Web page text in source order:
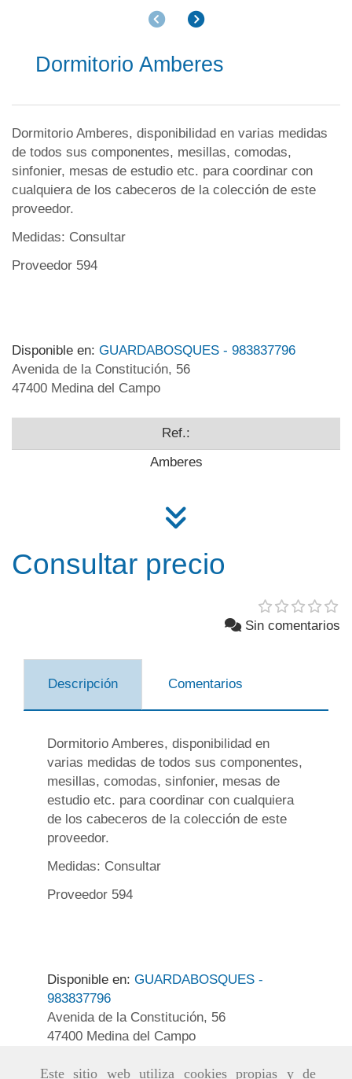
Este sitio web utiliza cookies propias y de
AnteriorSiguiente
Dormitorio Amberes
Dormitorio Amberes, disponibilidad en varias medidas
de todos sus componentes, mesillas, comodas,
sinfonier, mesas de estudio etc. para coordinar con
cualquiera de los cabeceros de la colección de este
proveedor.
Medidas: Consultar
Proveedor 594
Disponible en: GUARDABOSQUES - 983837796
Avenida de la Constitución, 56
47400 Medina del Campo
Ref.:
Amberes
Consultar precio
Sin comentarios
Descripción Comentarios
Dormitorio Amberes, disponibilidad en
varias medidas de todos sus componentes,
mesillas, comodas, sinfonier, mesas de
estudio etc. para coordinar con cualquiera
de los cabeceros de la colección de este
proveedor.
Medidas: Consultar
Proveedor 594
Disponible en: GUARDABOSQUES -
983837796
Avenida de la Constitución, 56
47400 Medina del Campo